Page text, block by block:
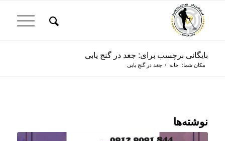
بایگانی برچسب برای: جغد در گنج یابی
مکان شما: خانه / جغد در گنج یابی
نوشته‌ها